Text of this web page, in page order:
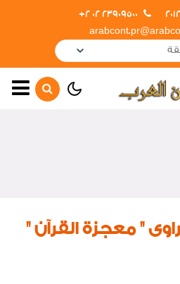
23909500 02 2+
ريبورتاج مقبرة السرابيوم
" معجزة القرآن "